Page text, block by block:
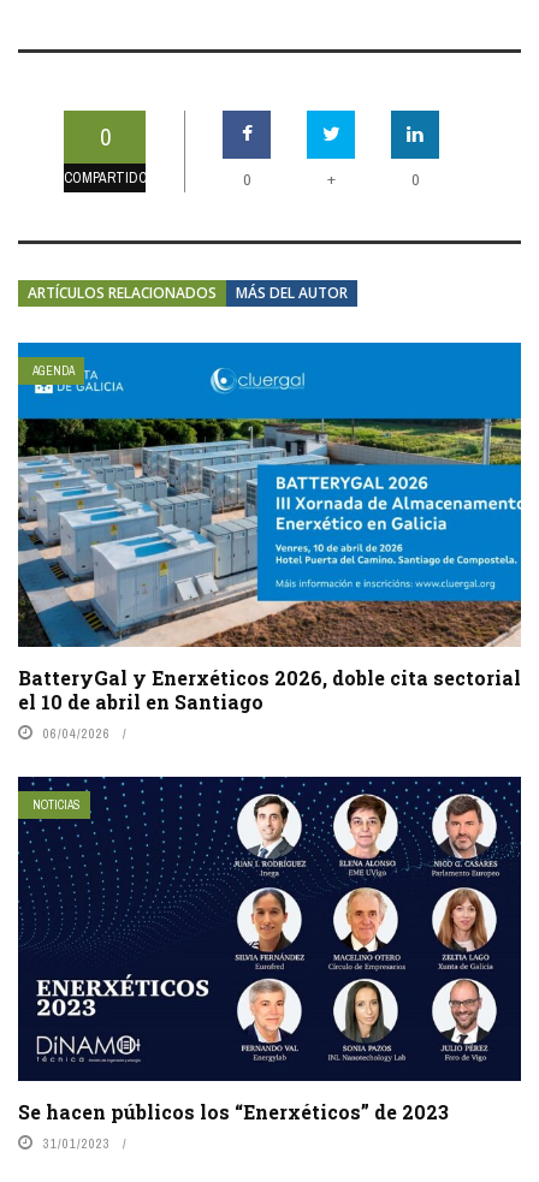
0
COMPARTIDOS 0 + 0
ARTÍCULOS RELACIONADOS MÁS DEL AUTOR
AGENDA
BatteryGal y Enerxéticos 2026, doble cita sectorial
el 10 de abril en Santiago
06/04/2026
NOTICIAS
Se hacen públicos los “Enerxéticos” de 2023
31/01/2023